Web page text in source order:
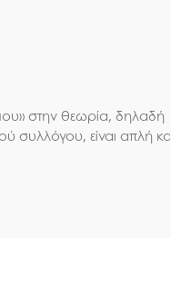
στην θεωρία, δηλαδή
συλλόγου, είναι απλή και